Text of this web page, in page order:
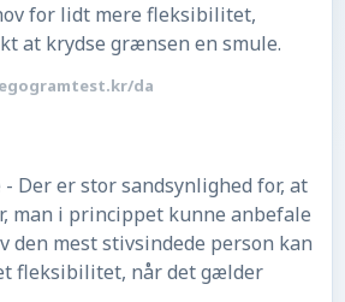
for lidt mere fleksibilitet,
at krydse grænsen en smule.
egogramtest.kr/da
er stor sandsynlighed for, at
man i princippet kunne anbefale
den mest stivsindede person kan
fleksibilitet, når det gælder